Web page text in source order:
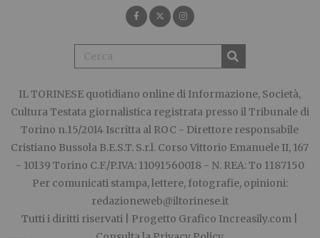
IL TORINESE quotidiano online di Informazione, Società,
Cultura Testata giornalistica registrata presso il Tribunale di
Torino n.15/2014 Iscritta al ROC - Direttore responsabile
Cristiano Bussola B.E.S.T. S.r.l. Corso Vittorio Emanuele II, 167
- 10139 Torino C.F./P.IVA: 11091560018 - N. REA: To 1187150
Per comunicati stampa, lettere, fotografie, opinioni:
redazioneweb@iltorinese.it
Tutti i diritti riservati | Progetto Grafico Increasily.com